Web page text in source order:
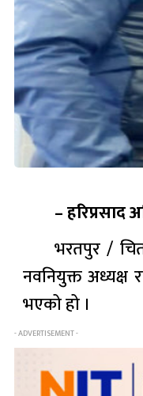
– हरिप्रसाद
भरतपुर /
नवनियुक्त अध्यक्ष
भएको हो ।
- ADVERTISEMENT -